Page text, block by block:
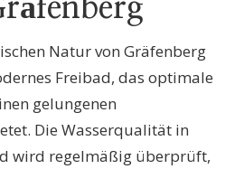
Natur von Gräfenberg
Freibad, das optimale
gelungenen
Die Wasserqualität in
wird regelmäßig überprüft,